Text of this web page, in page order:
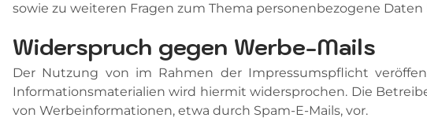
sowie zu weiteren Fragen zum Thema personenbezogene
Widerspruch gegen Werbe-Mails
Der Nutzung von im Rahmen der Impressumspflicht
Informationsmaterialien wird hiermit widersprochen. Die
von Werbeinformationen, etwa durch Spam-E-Mails, vor.